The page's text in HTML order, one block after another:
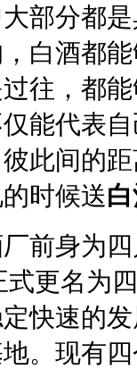
部分都
白酒都
往，都
能代表
此间的
时候送
前身为
更名为
快速的
。现有